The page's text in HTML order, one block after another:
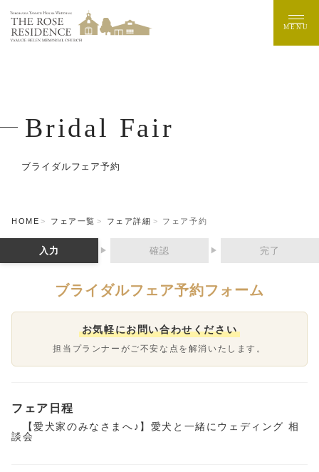
Bridal Fair
ブライダルフェア予約
MENU
HOME フェア一覧 フェア詳細 フェア予約
入力 ▶ 確認 ▶ 完了
ブライダルフェア予約フォーム
お気軽にお問い合わせください
担当プランナーがご不安な点を解消いたします。
フェア日程
【愛犬家のみなさまへ♪】愛犬と一緒にウェディング 相
談会